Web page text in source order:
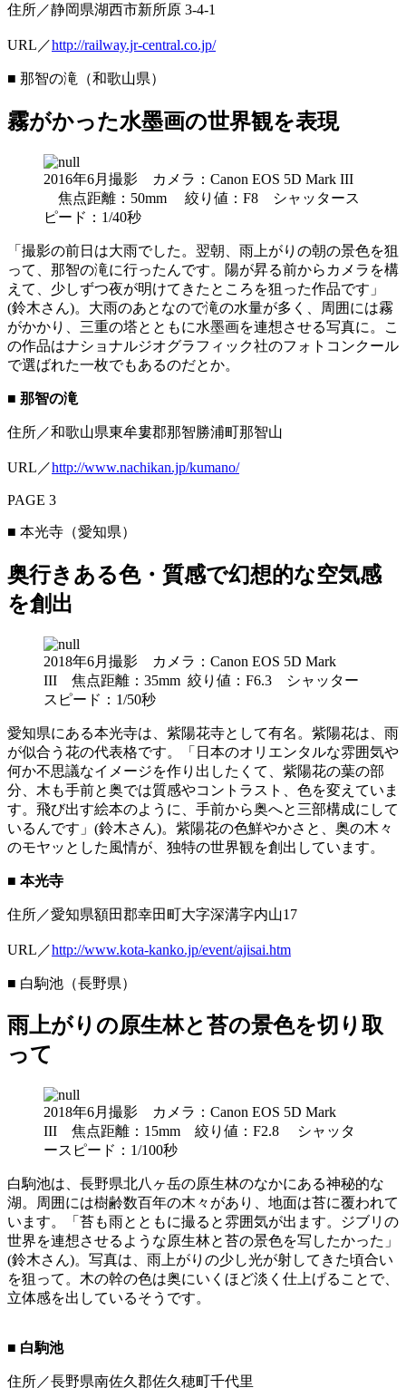
住所／静岡県湖西市新所原 3-4-1
URL／http://railway.jr-central.co.jp/
■ 那智の滝（和歌山県）
霧がかった水墨画の世界観を表現
2016年6月撮影 カメラ：Canon EOS 5D Mark III
焦点距離：50mm 絞り値：F8 シャッタース
ピード：1/40秒
「撮影の前日は大雨でした。翌朝、雨上がりの朝の景色を狙
って、那智の滝に行ったんです。陽が昇る前からカメラを構
えて、少しずつ夜が明けてきたところを狙った作品です」
(鈴木さん)。大雨のあとなので滝の水量が多く、周囲には霧
がかかり、三重の塔とともに水墨画を連想させる写真に。こ
の作品はナショナルジオグラフィック社のフォトコンクール
で選ばれた一枚でもあるのだとか。
■ 那智の滝
住所／和歌山県東牟婁郡那智勝浦町那智山
URL／http://www.nachikan.jp/kumano/
PAGE 3
■ 本光寺（愛知県）
奥行きある色・質感で幻想的な空気感
を創出
2018年6月撮影 カメラ：Canon EOS 5D Mark
III 焦点距離：35mm 絞り値：F6.3 シャッター
スピード：1/50秒
愛知県にある本光寺は、紫陽花寺として有名。紫陽花は、雨
が似合う花の代表格です。「日本のオリエンタルな雰囲気や
何か不思議なイメージを作り出したくて、紫陽花の葉の部
分、木も手前と奥では質感やコントラスト、色を変えていま
す。飛び出す絵本のように、手前から奥へと三部構成にして
いるんです」(鈴木さん)。紫陽花の色鮮やかさと、奥の木々
のモヤッとした風情が、独特の世界観を創出しています。
■ 本光寺
住所／愛知県額田郡幸田町大字深溝字内山17
URL／http://www.kota-kanko.jp/event/ajisai.htm
■ 白駒池（長野県）
雨上がりの原生林と苔の景色を切り取
って
2018年6月撮影 カメラ：Canon EOS 5D Mark
III 焦点距離：15mm 絞り値：F2.8 シャッタ
ースピード：1/100秒
白駒池は、長野県北八ヶ岳の原生林のなかにある神秘的な
湖。周囲には樹齢数百年の木々があり、地面は苔に覆われて
います。「苔も雨とともに撮ると雰囲気が出ます。ジブリの
世界を連想させるような原生林と苔の景色を写したかった」
(鈴木さん)。写真は、雨上がりの少し光が射してきた頃合い
を狙って。木の幹の色は奥にいくほど淡く仕上げることで、
立体感を出しているそうです。
■ 白駒池
住所／長野県南佐久郡佐久穂町千代里